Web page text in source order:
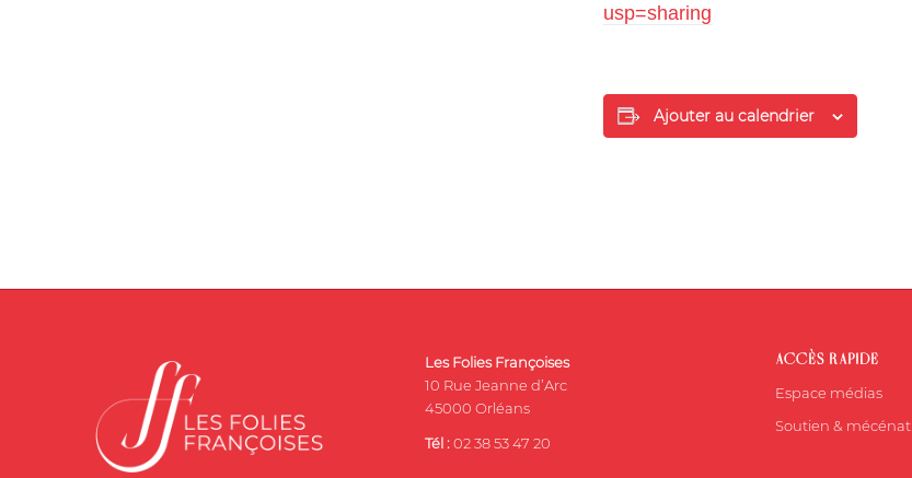
usp=sharing
Ajouter au calendrier
Les Folies Françoises
10 Rue Jeanne d’Arc
45000 Orléans
Tél : 02 38 53 47 20
ACCÈS RAPIDE
Espace médias
Soutien & mécénat